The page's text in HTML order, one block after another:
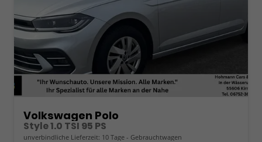
Volkswagen Polo
Style 1.0 TSI 95 PS
unverbindliche Lieferzeit: 10 Tage Gebrauchtwagen